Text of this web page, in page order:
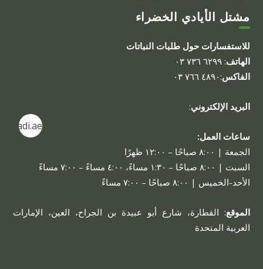
مشتل الأيادي الخضراء
للاستفسارات حول طلبات النباتات
الهاتف: ٦٢٩٩ ٧٣٦ ٠٣
الفاكس:٤٨٩٠ ٧٦٦ ٠٣
البريد الإلكتروني:
ساعات العمل:
الجمعة | ٨:٠٠ صباحًا – ١٢:٠٠ ظهرًا
السبت | ٨:٠٠ صباحًا – ١:٣٠ مساءً، ٤:٠٠ مساءً – ٧:٠٠ مساءً
الأحد-الخميس | ٨:٠٠ صباحًا – ٧:٠٠ مساءً
الموقع: القطارة، شارع أبو عبيدة بن الجراح، العين، الإمارات
العربية المتحدة